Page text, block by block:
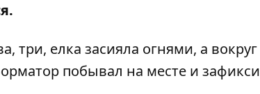
три, елка засияла огнями, а
побывал на месте и